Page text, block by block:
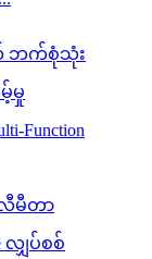
Function